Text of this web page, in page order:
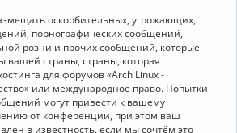
оскорбительных, угрожающих,
порнографических сообщений,
розни и прочих сообщений, которые
вашей страны, страны, которая
для форумов «Arch Linux -
или международное право. Попытки
могут привести к вашему
от конференции, при этом ваш
в известность, если мы сочтём это